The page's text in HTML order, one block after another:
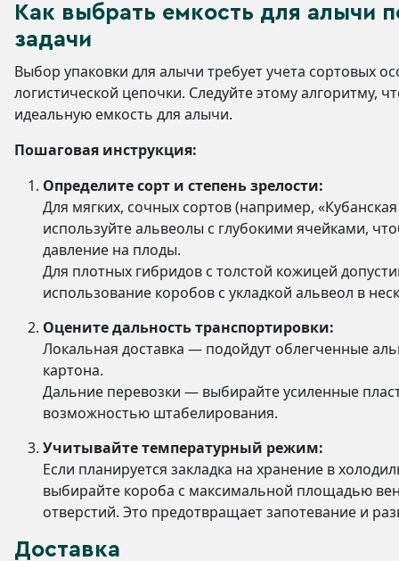
Как выбрать емкость для алычи
задачи
Выбор упаковки для алычи требует учета сортовых
логистической цепочки. Следуйте этому алгоритму,
идеальную емкость для алычи.
Пошаговая инструкция:
Определите сорт и степень зрелости:
Для мягких, сочных сортов (например,
используйте альвеолы с глубокими ячейками,
давление на плоды.
Для плотных гибридов с толстой кожицей
использование коробов с укладкой альвеол в
Оцените дальность транспортировки:
Локальная доставка — подойдут облегченные
картона.
Дальние перевозки — выбирайте усиленные
возможностью штабелирования.
Учитывайте температурный режим:
Если планируется закладка на хранение в
выбирайте короба с максимальной площадью
отверстий. Это предотвращает запотевание и
Доставка